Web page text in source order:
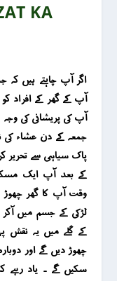
KA
اگر آپ چاہتے ہیں
آپ کے گھر کے افراد
آپ کی پریشانی کی
جمعہ کے دن عشاء کی
پاک سیاہی سے تحریر
کے بعد آپ ایک
وقت آپ کا گھر چھوڑ
لڑکی کے جسم میں آکر
کے گلے میں یہ نقش
چھوڑ دیں گے اور
سکیں گے ۔ یاد رہے